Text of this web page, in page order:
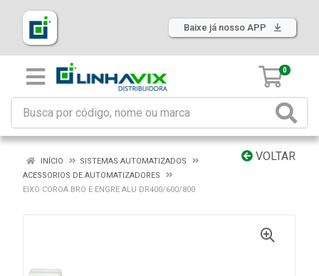
Baixe já nosso APP
0
VOLTAR
INÍCIO
SISTEMAS AUTOMATIZADOS
ACESSORIOS DE AUTOMATIZADORES
EIXO COROA BRO E ENGRE ALU DR400/600/800